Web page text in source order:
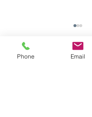
Phone Email